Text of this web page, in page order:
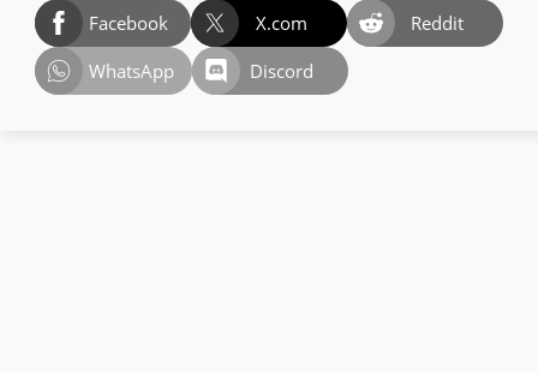
Facebook X.com
Reddit
WhatsApp
Discord